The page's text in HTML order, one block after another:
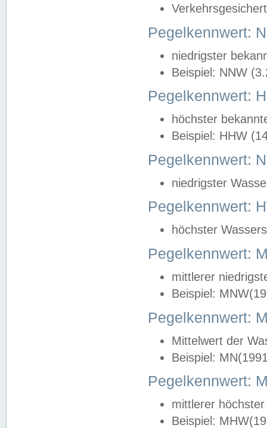
Pegelkennwert:
niedrigster
Beispiel: NNW
Pegelkennwert:
höchster
Beispiel: HHW
Pegelkennwert:
niedrigster
Pegelkennwert:
höchster
Pegelkennwert:
mittlerer
Beispiel:
Pegelkennwert:
Mittelwert der
Beispiel:
Pegelkennwert:
mittlerer
Beispiel: